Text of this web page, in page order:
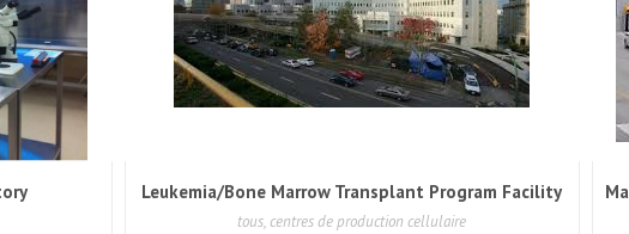
Leukemia/Bone Marrow Transplant Program Facility
tous, centres de production cellulaire